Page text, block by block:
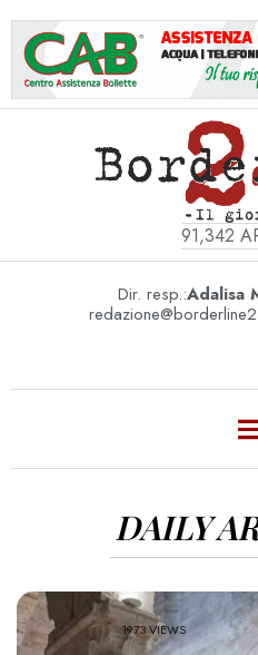
91,342
Dir. resp.:Adalisa
DAILY
1973 VIEWS